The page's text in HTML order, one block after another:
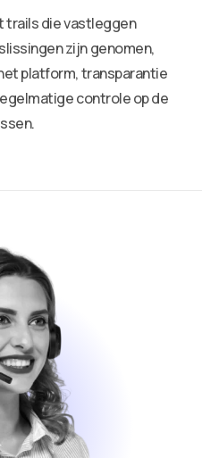
trails die vastleggen
zijn genomen,
platform, transparantie
controle op de